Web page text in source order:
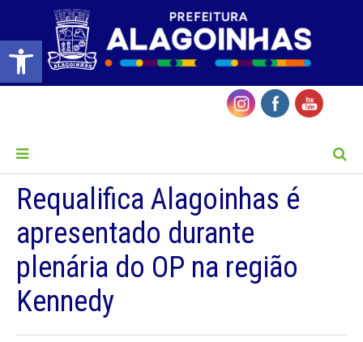
Barra de Ferramentas Aberta
Requalifica Alagoinhas é
apresentado durante
plenária do OP na região
Kennedy